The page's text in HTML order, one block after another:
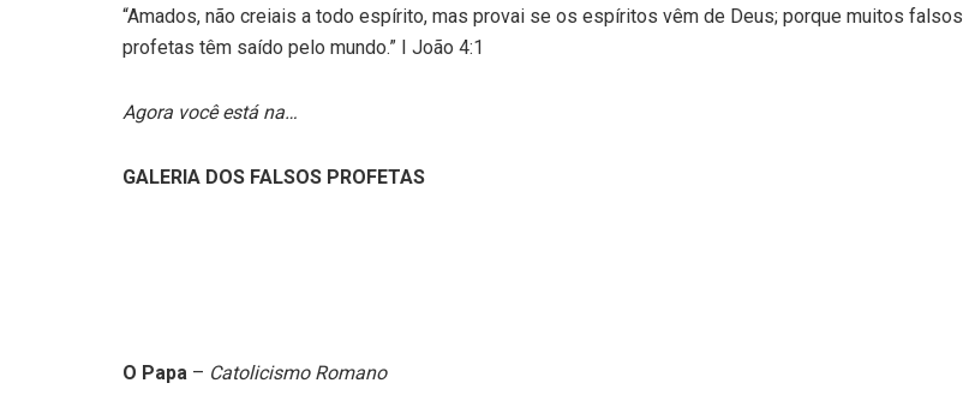
“Amados, não creiais a todo espírito, mas provai se os espíritos vêm de Deus; porque muitos falsos
profetas têm saído pelo mundo.” I João 4:1
Agora você está na…
GALERIA DOS FALSOS PROFETAS
O Papa – Catolicismo Romano